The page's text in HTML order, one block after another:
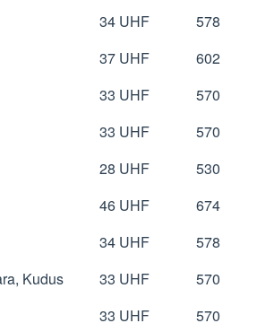
34 UHF
578
37 UHF
602
33 UHF
570
33 UHF
570
28 UHF
530
46 UHF
674
34 UHF
578
Kudus
33 UHF
570
33 UHF
570